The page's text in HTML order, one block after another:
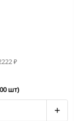
₽
шт)
+